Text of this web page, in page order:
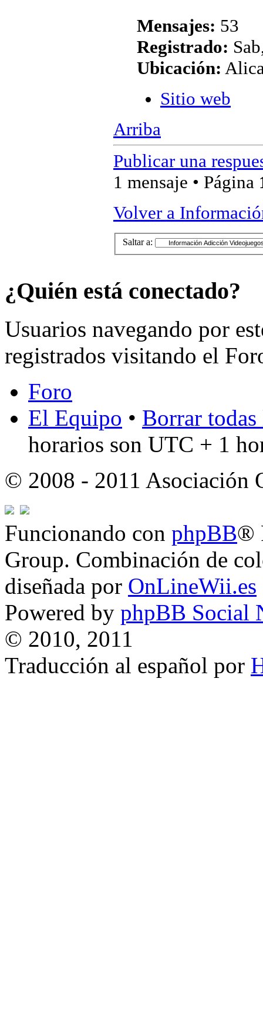
Mensajes: 53
Registrado:
Ubicación:
Sitio web
Arriba
Publicar una
1 mensaje • Página
Volver a
Saltar a:
¿Quién está conectado?
Usuarios navegando por
registrados visitando el
Foro
El Equipo • Borrar
horarios son UTC + 1
© 2008 - 2011 Asociación
Funcionando con phpBB®
Group. Combinación de
diseñada por OnLineWii.es
Powered by phpBB Social
© 2010, 2011
Traducción al español por